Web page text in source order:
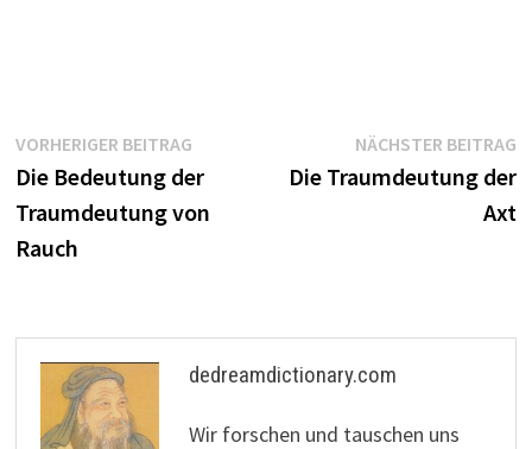
Beitragsnavigation
VORHERIGER BEITRAGVorheriger
Beitrag:
Die Bedeutung der
Traumdeutung von
Rauch
NÄCHSTER BEITRAG
Die Traumdeutung der
Axt
dedreamdictionary.com
Wir forschen und tauschen uns